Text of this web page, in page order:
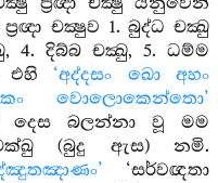
චක්‍ෂුව 1. බුද්ධ චක්‍ඛු
4. දිබ්බ චක්‍ඛු, 5. ධම්ම
එහි ‘අද්දසං ඛො අහං
වොලොකෙන්තො’
බලන්නා වූ මම
(බුදු ඇස) නමි.
‘සර්වඥතා